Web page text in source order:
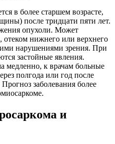
в более старшем возрасте,
после тридцати пяти лет.
опухоли. Может
отеком нижнего или верхнего
нарушениями зрения. При
застойные явления.
медленно, к врачам больные
полгода или год после
заболевания более
и